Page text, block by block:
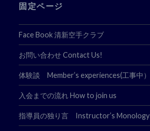
固定ページ
Face Book 清新空手クラブ
お問い合わせ Contact Us!
体験談 Member’s experiences(工事中）
入会までの流れ How to join us
指導員の独り言 Instructor’s Monology